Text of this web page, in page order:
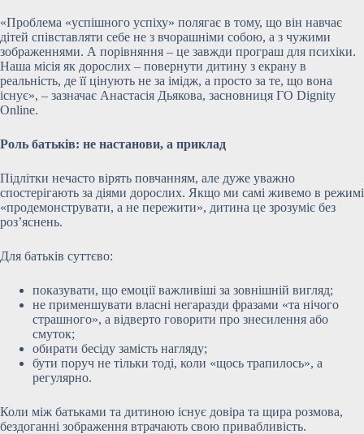
«Проблема «успішного успіху» полягає в тому, що він навчає
дітей співставляти себе не з вчорашніми собою, а з чужими
зображеннями. А порівняння – це завжди програш для психіки.
Наша місія як дорослих – повернути дитину з екрану в
реальність, де її цінують не за імідж, а просто за те, що вона
існує», – зазначає Анастасія Дьякова, засновниця ГО Dignity
Online.
Роль батьків: не настанови, а приклад
Підлітки нечасто вірять повчанням, але дуже уважно
спостерігають за діями дорослих. Якщо ми самі живемо в режимі
«продемонструвати, а не пережити», дитина це зрозуміє без
роз’яснень.
Для батьків суттєво:
показувати, що емоції важливіші за зовнішній вигляд;
не применшувати власні негаразди фразами «та нічого
страшного», а відверто говорити про знесилення або
смуток;
обирати бесіду замість нагляду;
бути поруч не тільки тоді, коли «щось трапилось», а
регулярно.
Коли між батьками та дитиною існує довіра та щира розмова,
бездоганні зображення втрачають свою привабливість.